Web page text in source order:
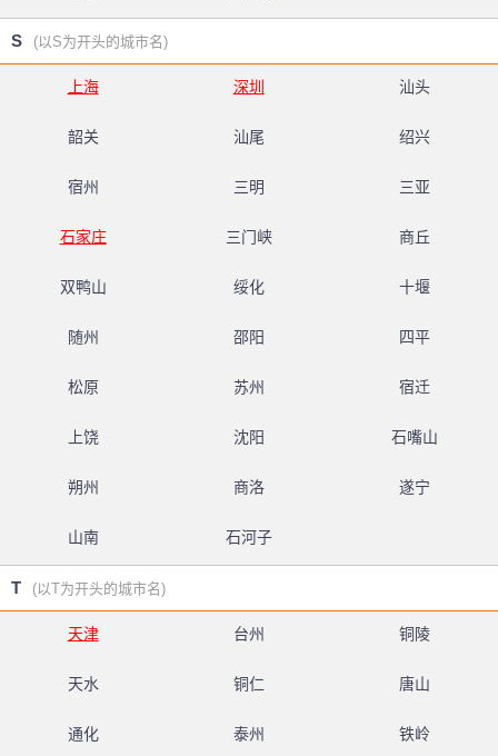
S (以S为开头的城市名)
上海 深圳 汕头
韶关 汕尾 绍兴
宿州 三明 三亚
石家庄 三门峡 商丘
双鸭山 绥化 十堰
随州 邵阳 四平
松原 苏州 宿迁
上饶 沈阳 石嘴山
朔州 商洛 遂宁
山南 石河子
T (以T为开头的城市名)
天津 台州 铜陵
天水 铜仁 唐山
通化 泰州 铁岭